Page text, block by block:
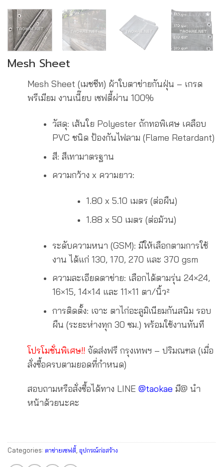
Mesh Sheet
Mesh Sheet (เมชชีท) ผ้าใบตาข่ายกันฝุ่น – เกรด
พรีเมียม งานเนี๊ยบ เซฟตี้ผ่าน 100%
วัสดุ: เส้นใย Polyester ถักทอพิเศษ เคลือบ
PVC ชนิด ป้องกันไฟลาม (Flame Retardant)
สี: สีเทามาตรฐาน
ความกว้าง x ความยาว:
1.80 x 5.10 เมตร (ต่อผืน)
1.88 x 50 เมตร (ต่อม้วน)
ระดับความหนา (GSM): มีให้เลือกตามการใช้
งาน ได้แก่ 130, 170, 270 และ 370 gsm
ความละเอียดตาข่าย: เลือกได้ตามรุ่น 24×24,
16×15, 14×14 และ 11×11 ตา/นิ้ว²
การติดตั้ง: เจาะ ตาไก่อะลูมิเนียมกันสนิม รอบ
ผืน (ระยะห่างทุก 30 ซม.) พร้อมใช้งานทันที
โปรโมชั่นพิเศษ!! จัดส่งฟรี กรุงเทพฯ – ปริมณฑล (เมื่อ
สั่งซื้อครบตามยอดที่กำหนด)
สอบถามหรือสั่งซื้อได้ทาง LINE @taokae มี@ นำ
หน้าด้วยนะคะ
Categories: ตาข่ายเซฟตี้, อุปกรณ์ก่อสร้าง